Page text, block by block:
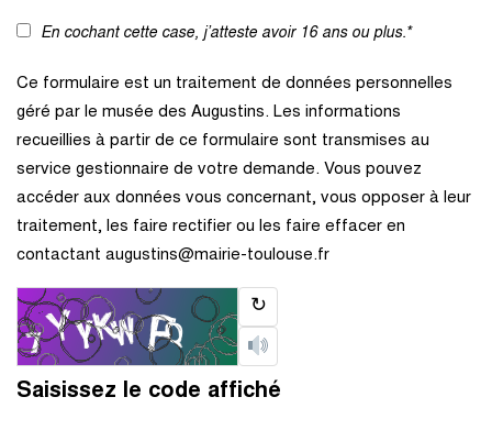
En cochant cette case, j’atteste avoir 16 ans ou plus.*
Ce formulaire est un traitement de données personnelles
géré par le musée des Augustins. Les informations
recueillies à partir de ce formulaire sont transmises au
service gestionnaire de votre demande. Vous pouvez
accéder aux données vous concernant, vous opposer à leur
traitement, les faire rectifier ou les faire effacer en
contactant augustins@mairie-toulouse.fr
↻
Saisissez le code affiché